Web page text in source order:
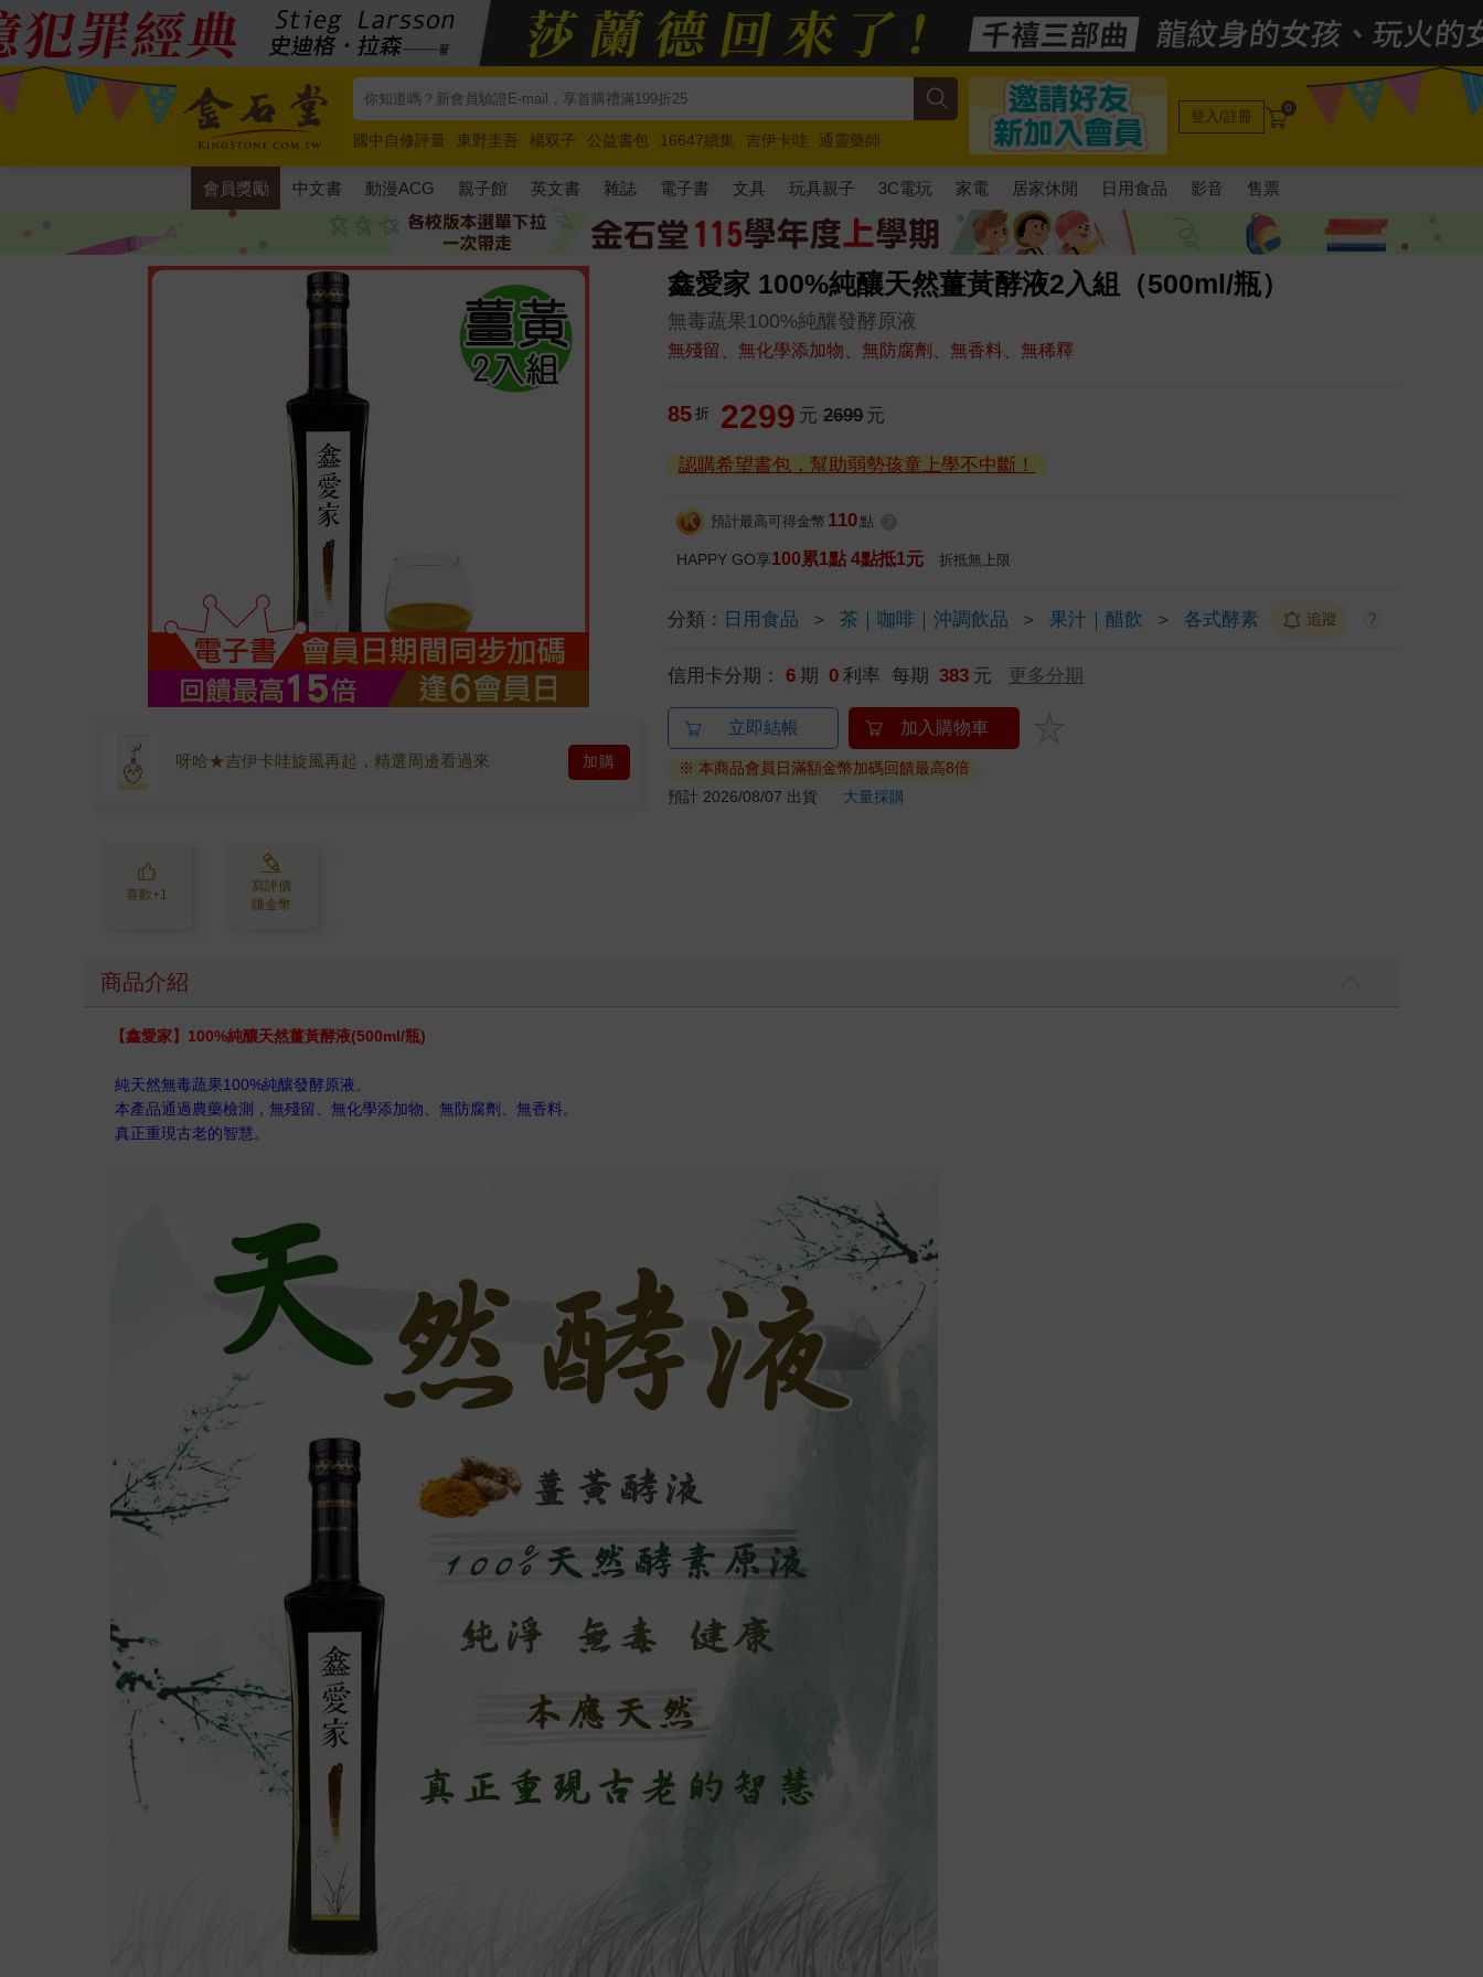
國中自修評量 東野圭吾 楊双子 公益書包 16647續集 吉伊卡哇
通靈藥師
唯紅花綻放
奧德賽 路邊攤新作 馬斯克 玩具總動員5 超慢跑
登入/註冊 0
會員獎勵 中文書 動漫ACG 親子館 英文書 雜誌 電子書 文具 玩具親子 3C電玩 家電 居家休閒 日用食品 影音 售票
鑫愛家 100%純釀天然薑黃酵液2入組（500ml/瓶）
無毒蔬果100%純釀發酵原液
無殘留、無化學添加物、無防腐劑、無香料、無稀釋
呀哈★吉伊卡哇旋風再起，精選周邊看過來 加購
喜歡+1
寫評價
賺金幣
85 折 2299 元 2699 元
認購希望書包，幫助弱勢孩童上學不中斷！
預計最高可得金幣 110 點
HAPPY GO享100累1點 4點抵1元 折抵無上限
分類： 日用食品 ＞ 茶｜咖啡｜沖調飲品 ＞ 果汁｜醋飲 ＞ 各式酵素 追蹤 ?
信用卡分期： 6 期 0 利率 每期 383 元 更多分期
立即結帳 加入購物車
※ 本商品會員日滿額金幣加碼回饋最高8倍
預計 2026/08/07 出貨
大量採購
商品介紹
【鑫愛家】100%純釀天然薑黃酵液(500ml/瓶)
純天然無毒蔬果100%純釀發酵原液。
本產品通過農藥檢測，無殘留、無化學添加物、無防腐劑、無香料。
真正重現古老的智慧。